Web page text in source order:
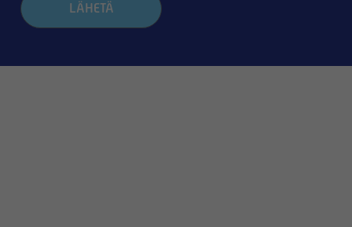
LÄHETÄ